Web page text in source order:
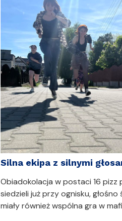
Silna ekipa z silnymi
Obiadokolacja w postaci 16 pizz
siedzieli już przy ognisku,
miały również wspólna gra w